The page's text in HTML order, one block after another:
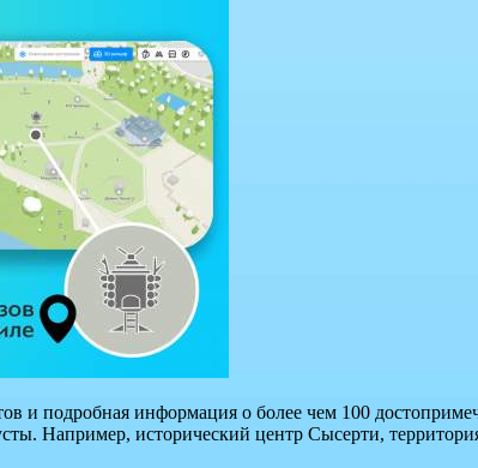
и подробная информация о более чем 100
Например, исторический центр Сысерти,